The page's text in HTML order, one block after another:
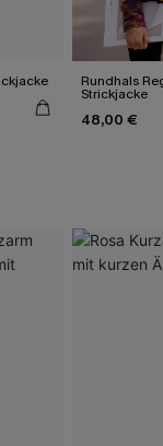
Rundhals
Strickjacke
48,00 €